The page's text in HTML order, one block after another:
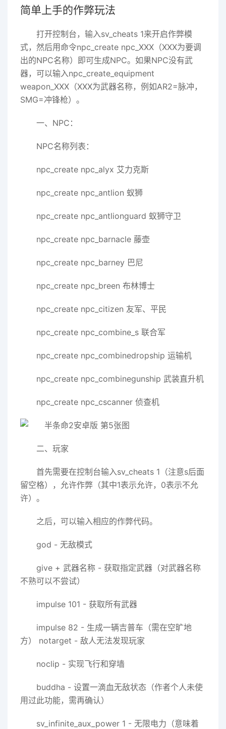
简单上手的作弊玩法
打开控制台，输入sv_cheats 1来开启作弊模
式，然后用命令npc_create npc_XXX（XXX为要调
出的NPC名称）即可生成NPC。如果NPC没有武
器，可以输入npc_create_equipment
weapon_XXX（XXX为武器名称，例如AR2=脉冲，
SMG=冲锋枪）。
一、NPC：
NPC名称列表：
npc_create npc_alyx 艾力克斯
npc_create npc_antlion 蚁狮
npc_create npc_antlionguard 蚁狮守卫
npc_create npc_barnacle 藤壶
npc_create npc_barney 巴尼
npc_create npc_breen 布林博士
npc_create npc_citizen 友军、平民
npc_create npc_combine_s 联合军
npc_create npc_combinedropship 运输机
npc_create npc_combinegunship 武装直升机
npc_create npc_cscanner 侦查机
二、玩家
首先需要在控制台输入sv_cheats 1（注意s后面
留空格），允许作弊（其中1表示允许，0表示不允
许）。
之后，可以输入相应的作弊代码。
god - 无敌模式
give + 武器名称 - 获取指定武器（对武器名称
不熟可以不尝试）
impulse 101 - 获取所有武器
impulse 82 - 生成一辆吉普车（需在空旷地
方） notarget - 敌人无法发现玩家
noclip - 实现飞行和穿墙
buddha - 设置一滴血无敌状态（作者个人未使
用过此功能，需再确认）
sv_infinite_aux_power 1 - 无限电力（意味着